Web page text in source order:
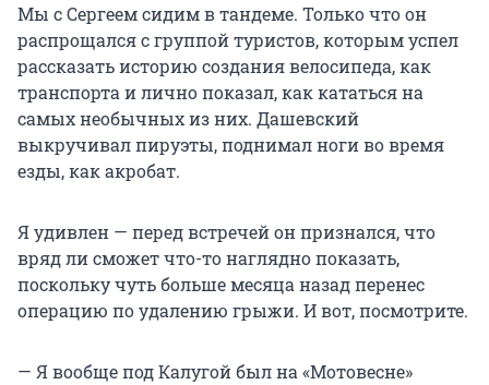
Мы с Сергеем сидим в тандеме. Только что он
распрощался с группой туристов, которым успел
рассказать историю создания велосипеда, как
транспорта и лично показал, как кататься на
самых необычных из них. Дашевский
выкручивал пируэты, поднимал ноги во время
езды, как акробат.
Я удивлен — перед встречей он признался, что
вряд ли сможет что-то наглядно показать,
поскольку чуть больше месяца назад перенес
операцию по удалению грыжи. И вот, посмотрите.
— Я вообще под Калугой был на «Мотовесне»